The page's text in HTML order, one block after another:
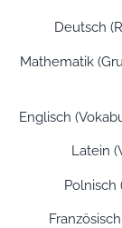
Deutsch
Mathematik
Englisch
Latein
Polnisch